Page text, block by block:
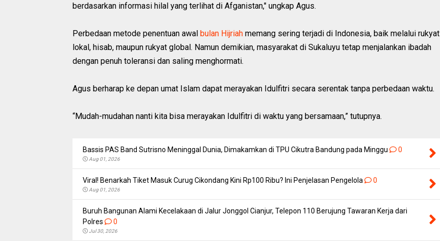
berdasarkan informasi hilal yang terlihat di Afganistan," ungkap Agus.
Perbedaan metode penentuan awal bulan Hijriah memang sering terjadi di Indonesia, baik melalui rukyat
lokal, hisab, maupun rukyat global. Namun demikian, masyarakat di Sukaluyu tetap menjalankan ibadah
dengan penuh toleransi dan saling menghormati.
Agus berharap ke depan umat Islam dapat merayakan Idulfitri secara serentak tanpa perbedaan waktu.
“Mudah-mudahan nanti kita bisa merayakan Idulfitri di waktu yang bersamaan,” tutupnya.
Bassis PAS Band Sutrisno Meninggal Dunia, Dimakamkan di TPU Cikutra Bandung pada Minggu 0
Aug 01, 2026
Viral! Benarkah Tiket Masuk Curug Cikondang Kini Rp100 Ribu? Ini Penjelasan Pengelola 0
Aug 01, 2026
Buruh Bangunan Alami Kecelakaan di Jalur Jonggol Cianjur, Telepon 110 Berujung Tawaran Kerja dari
Polres
0
Jul 30, 2026